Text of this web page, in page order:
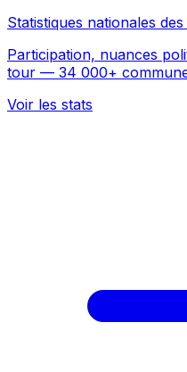
Statistiques nationales
Participation, nuances
tour — 34 000+
Voir les stats